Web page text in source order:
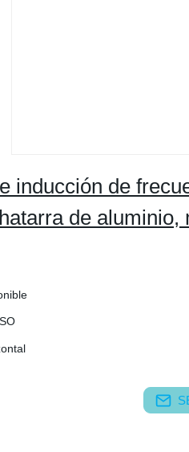
inducción de
de